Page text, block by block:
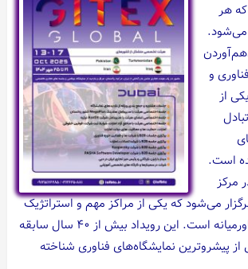
هر
می‌شود.
و
از
است.
مرکز
می‌شود که یکی از مراکز مهم و استراتژیک
تجاری در منطقه خاورمیانه است. این رویداد بیش از ۴۰ سال سابقه
از پیشروترین نمایشگاه‌های فناوری شناخته